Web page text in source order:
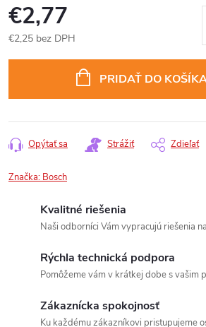
€2,77
€2,25 bez DPH
PRIDAŤ DO
Opýtať sa Strážiť Zdieľať
Značka: Bosch
Kvalitné riešenia
Naši odborníci Vám vypracujú riešenia
Rýchla technická podpora
Pomôžeme vám v krátkej dobe s vašim
Zákaznícka spokojnosť
Ku každému zákazníkovi pristupujeme